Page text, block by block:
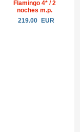
Flamingo 4* / 2
noches m.p.
219.00
EUR